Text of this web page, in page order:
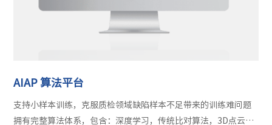
AIAP 算法平台
支持小样本训练，克服质检领域缺陷样本不足带来的训练难问题
拥有完整算法体系，包含：深度学习，传统比对算法，3D点云等